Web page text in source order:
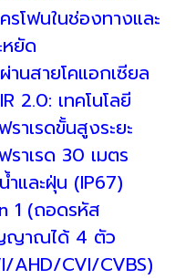
รโฟนในช่องทางและ
หยัด
านสายโคแอกเซียล
2.0: เทคโนโลยี
ราเรดขั้นสูงระยะ
ราเรด 30 เมตร
ำและฝุ่น (IP67)
1 (ถอดรหัส
าณได้ 4 ตัว
AHD/CVI/CVBS)